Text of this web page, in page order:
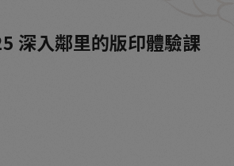
深入鄰里的版印體驗課